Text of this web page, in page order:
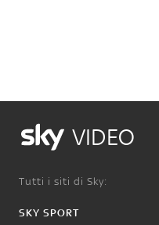
VIDEO
Tutti i siti di Sky:
SKY SPORT